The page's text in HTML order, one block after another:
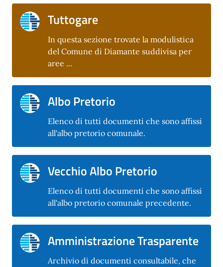
Tuttogare
In questa sezione trovate la modulistica
del Comune di Diamante suddivisa per
aree ...
Albo Pretorio
Elenco di tutti documenti che sono affissi
all'albo pretorio comunale.
Vecchio Albo Pretorio
Elenco di tutti documenti che sono affissi
all'albo pretorio comunale precedente.
Amministrazione Trasparente
Archivio di documenti consultabile, che